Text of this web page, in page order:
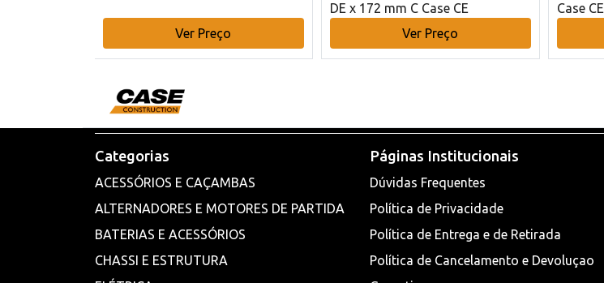
Ver Preço
DE x 172 mm C Case CE
Ver Preço
Case CE
Categorias
ACESSÓRIOS E CAÇAMBAS
ALTERNADORES E MOTORES DE PARTIDA
BATERIAS E ACESSÓRIOS
CHASSI E ESTRUTURA
Páginas Institucionais
Dúvidas Frequentes
Política de Privacidade
Política de Entrega e de Retirada
Política de Cancelamento e Devoluçao